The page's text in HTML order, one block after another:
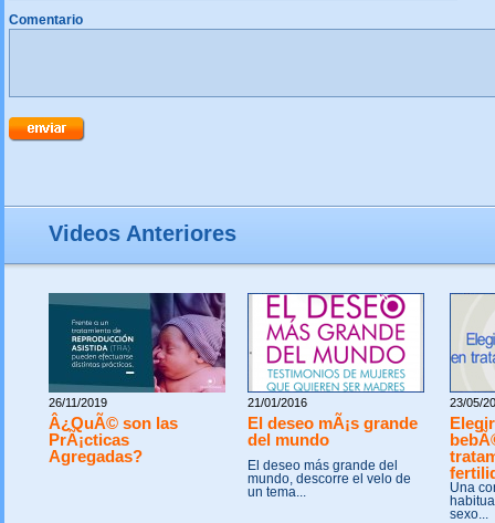
Comentario
Videos Anteriores
26/11/2019
Â¿QuÃ© son las
PrÃ¡cticas
Agregadas?
21/01/2016
El deseo mÃ¡s grande
del mundo
El deseo más grande del
mundo, descorre el velo de
un tema...
23/05/
Una
sexo...